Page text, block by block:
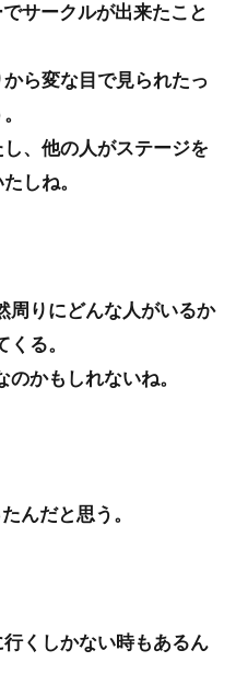
サークルが出来たこと
ら変な目で見られたっ
、他の人がステージを
しね。
周りにどんな人がいるか
る。
かもしれないね。
んだと思う。
くしかない時もあるん